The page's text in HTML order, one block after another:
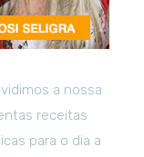
a nossa
receitas
para o dia a